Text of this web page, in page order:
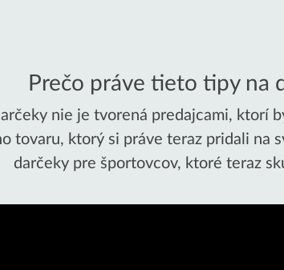
Prečo práve tieto tipy na
nie je tvorená predajcami, ktorí
tovaru, ktorý si práve teraz pridali
darčeky pre športovcov, ktoré teraz